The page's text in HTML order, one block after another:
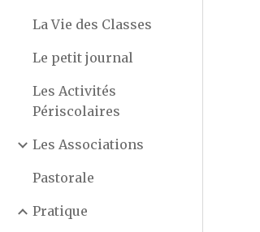
La Vie des Classes
Le petit journal
Les Activités
Périscolaires
Les Associations
Pastorale
Pratique